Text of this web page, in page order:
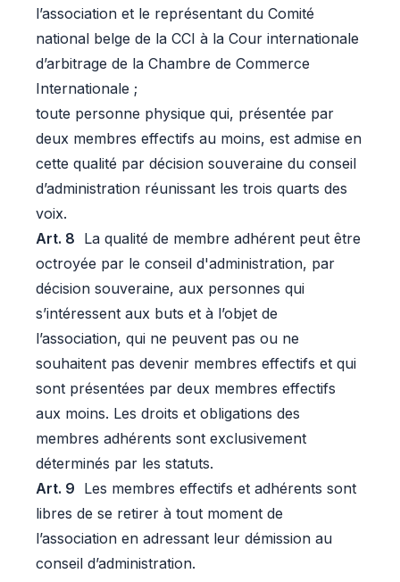
l’association et le représentant du Comité
national belge de la CCI à la Cour internationale
d’arbitrage de la Chambre de Commerce
Internationale ;
toute personne physique qui, présentée par
deux membres effectifs au moins, est admise en
cette qualité par décision souveraine du conseil
d’administration réunissant les trois quarts des
voix.
Art. 8 La qualité de membre adhérent peut être
octroyée par le conseil d'administration, par
décision souveraine, aux personnes qui
s’intéressent aux buts et à l’objet de
l’association, qui ne peuvent pas ou ne
souhaitent pas devenir membres effectifs et qui
sont présentées par deux membres effectifs
aux moins. Les droits et obligations des
membres adhérents sont exclusivement
déterminés par les statuts.
Art. 9 Les membres effectifs et adhérents sont
libres de se retirer à tout moment de
l’association en adressant leur démission au
conseil d’administration.